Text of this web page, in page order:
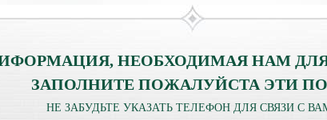
НЕОБХОДИМАЯ НАМ
ЗАПОЛНИТЕ ПОЖАЛУЙСТА ЭТИ
НЕ ЗАБУДЬТЕ УКАЗАТЬ ТЕЛЕФОН ДЛЯ СВЯЗИ С